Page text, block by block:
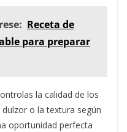
Receta de
para preparar
la calidad de los
o la textura según
oportunidad perfecta